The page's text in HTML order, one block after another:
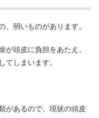
、弱いものがあります。
が頭皮に負担をあたえ、
てしまいます。
があるので、現状の頭皮